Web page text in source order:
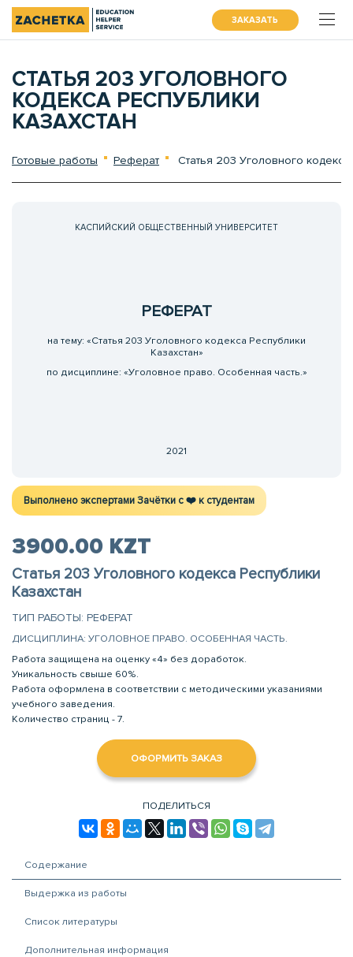
ЗАКАЗАТЬ
СТАТЬЯ 203 УГОЛОВНОГО
КОДЕКСА РЕСПУБЛИКИ
КАЗАХСТАН
Готовые работы Реферат Статья 203 Уголовного кодекса
КАСПИЙСКИЙ ОБЩЕСТВЕННЫЙ УНИВЕРСИТЕТ
РЕФЕРАТ
на тему: «Статья 203 Уголовного кодекса Республики
Казахстан»
по дисциплине: «Уголовное право. Особенная часть.»
2021
Выполнено экспертами Зачётки c ❤️ к студентам
3900.00 KZT
Статья 203 Уголовного кодекса Республики
Казахстан
ТИП РАБОТЫ: РЕФЕРАТ
ДИСЦИПЛИНА: УГОЛОВНОЕ ПРАВО. ОСОБЕННАЯ ЧАСТЬ.
Работа защищена на оценку «4» без доработок.
Уникальность свыше 60%.
Работа оформлена в соответствии с методическими указаниями
учебного заведения.
Количество страниц - 7.
ОФОРМИТЬ ЗАКАЗ
ПОДЕЛИТЬСЯ
Содержание
Выдержка из работы
Список литературы
Дополнительная информация